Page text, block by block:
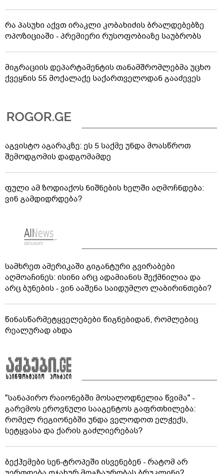
რა პასუხი აქვთ ირაკლი კობახიძის ბრალდებებზე
ოპოზიციაში - პრემიერი რუსოფობიაზე საუბრობს
მიგრაციის დეპარტამენტის თანამშრომლებმა უცხო
ქვეყნის 55 მოქალაქე საქართველოდან გააძევეს
აგვისტო აგარაკზე: ეს 5 საქმე უნდა მოასწროთ
შემოდგომის დადგომამდე
ფული ამ ზოდიაქოს ნიშნების ხელში აღმოჩნდება:
ვინ გამდიდრდება?
სამხრეთ ამერიკაში გიგანტური გვირაბები
აღმოაჩინეს: ისინი არც ადამიანის შექმნილია და
არც ბუნების - ვინ ააშენა საიდუმლო ლაბირინთები?
წინასწარმეტყველებები წიგნებიდან, რომლებიც
რეალურად ახდა
"სანაპირო რაიონებში მოსალოდნელია წვიმა" -
გარემოს ეროვნული სააგენტოს გაფრთხილება:
რომელ რეგიონებში უნდა ველოდოთ ელჭექს,
სეტყვასა და ქარის გაძლიერებას?
ბექჰემები სენ-ტროპეში ისვენებენ - რატომ არ